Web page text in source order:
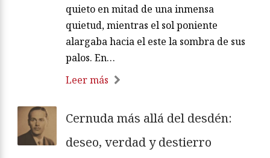
quieto en mitad de una inmensa
quietud, mientras el sol poniente
alargaba hacia el este la sombra de sus
palos. En…
Leer más
Cernuda más allá del desdén:
deseo, verdad y destierro